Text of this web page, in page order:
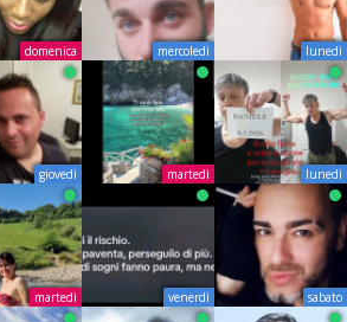
domenica mercoledì lunedì
giovedì martedì lunedì
martedì venerdì sabato